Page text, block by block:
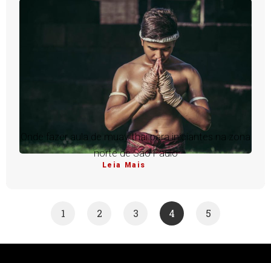
Onde fazer aula de muay thai para iniciantes na zona
norte de São Paulo
Leia Mais
1 2 3 4 5